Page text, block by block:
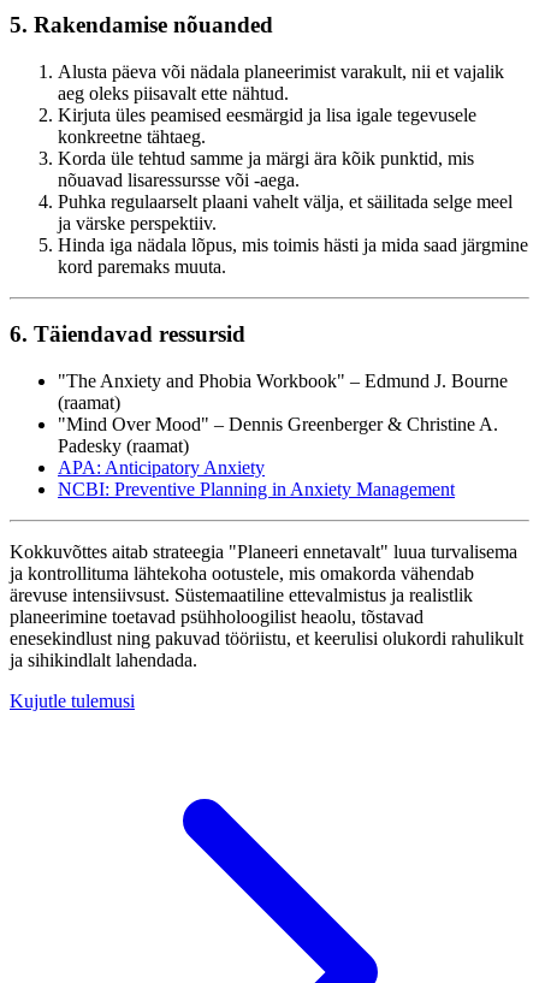
5. Rakendamise nõuanded
Alusta päeva või nädala planeerimist varakult, nii et vajalik
aeg oleks piisavalt ette nähtud.
Kirjuta üles peamised eesmärgid ja lisa igale tegevusele
konkreetne tähtaeg.
Korda üle tehtud samme ja märgi ära kõik punktid, mis
nõuavad lisaressursse või -aega.
Puhka regulaarselt plaani vahelt välja, et säilitada selge meel
ja värske perspektiiv.
Hinda iga nädala lõpus, mis toimis hästi ja mida saad järgmine
kord paremaks muuta.
6. Täiendavad ressursid
"The Anxiety and Phobia Workbook" – Edmund J. Bourne
(raamat)
"Mind Over Mood" – Dennis Greenberger & Christine A.
Padesky (raamat)
APA: Anticipatory Anxiety
NCBI: Preventive Planning in Anxiety Management
Kokkuvõttes aitab strateegia "Planeeri ennetavalt" luua turvalisema
ja kontrollituma lähtekoha ootustele, mis omakorda vähendab
ärevuse intensiivsust. Süstemaatiline ettevalmistus ja realistlik
planeerimine toetavad psühholoogilist heaolu, tõstavad
enesekindlust ning pakuvad tööriistu, et keerulisi olukordi rahulikult
ja sihikindlalt lahendada.
Kujutle tulemusi